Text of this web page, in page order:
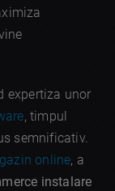
expertiza unor
, timpul
semnificativ.
online, a
instalare